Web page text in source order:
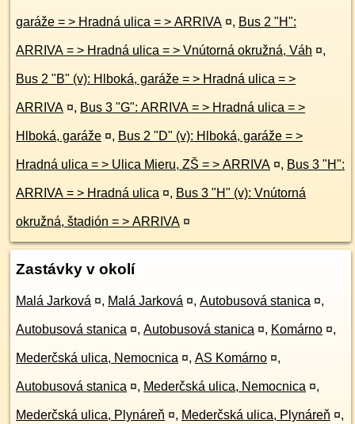
garáže = > Hradná ulica = > ARRIVA ¤, Bus 2 "H":
ARRIVA = > Hradná ulica = > Vnútorná okružná, Váh ¤,
Bus 2 "B" (v): Hlboká, garáže = > Hradná ulica = >
ARRIVA ¤, Bus 3 "G": ARRIVA = > Hradná ulica = >
Hlboká, garáže ¤, Bus 2 "D" (v): Hlboká, garáže = >
Hradná ulica = > Ulica Mieru, ZŠ = > ARRIVA ¤, Bus 3 "H":
ARRIVA = > Hradná ulica ¤, Bus 3 "H" (v): Vnútorná
okružná, štadión = > ARRIVA ¤
Zastávky v okolí
Malá Jarková ¤, Malá Jarková ¤, Autobusová stanica ¤,
Autobusová stanica ¤, Autobusová stanica ¤, Komárno ¤,
Mederčská ulica, Nemocnica ¤, AS Komárno ¤,
Autobusová stanica ¤, Mederčská ulica, Nemocnica ¤,
Mederčská ulica, Plynáreň ¤, Mederčská ulica, Plynáreň ¤,